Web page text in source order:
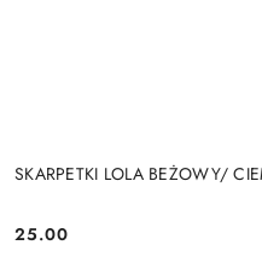
SKARPETKI LOLA BEŻOWY/
Cena:
25.00